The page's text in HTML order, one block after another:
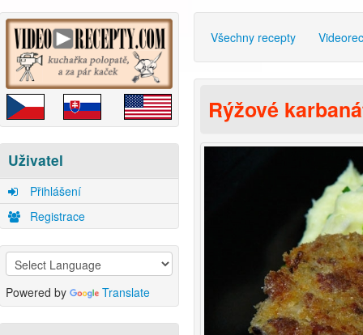
Uživatel
Přihlášení
Registrace
Powered by Translate
Všechny recepty
Rýžové